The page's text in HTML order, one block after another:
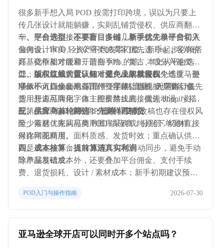
很多新手想入局 POD 按需打印跨境，误以为只要上
传几张设计就能躺赚，实则乱铺货侵权、供应商翻
车、定价亏损接连不断，没出几单就赔了设计费和平
台佣金。POD 轻资产不代表零门槛，新手起步必须搭
好基础框架才能避开前期 90% 的坑。本文从平台选
型、版权认知、供应链对接、成本核算四个维度，整
理新手入门全套准备工作，零基础也能按步骤落地。
一、平台选型：不要盲目多铺，新手优先单平台切入
偏向设计审美、小众垂类的卖家优先选 Etsy，客单价
高、竞争相对缓和，适合手绘、复古、细分兴趣类设
计；偏向流量大盘、标准化产品的卖家优先选亚马逊
Merch on Demand，背靠平台自然流量，无需自行备
货；想走品牌化、自主控价路线的，优先 Shopify 搭
配第三方 POD 服务商，自主权更高。
二、版权红线前置认知：避免上架就侵权
字体不可直接使用商用付费字体、影视 IP 字体，优先
选用开源可商用字体；图案禁止直接搬运动漫、影
视、品牌 logo、网红 IP 元素，二次改稿也存在侵权风
险；素材优先从可商用图库采购或纯原创，切勿直接
保存网图商用。
三、供应商首轮筛选：先测样再铺货
至少筛选 3 家同品类 POD 供应商，分别下单测样，
对比印花精度、面料质感、发货时效；重点确认供应
商是否支持平台 API 直连、订单自动同步，避免手动
导单漏发错发。
四、成本核算：提前算清真实利润
除产品基础成本外，还要叠加平台佣金、支付手续
费、退货损耗、设计 / 素材成本；新手初期建议预留
耗。
POD入门与操作指南 2026-07-30
亚马逊全球开店可以同时开多个站点吗？